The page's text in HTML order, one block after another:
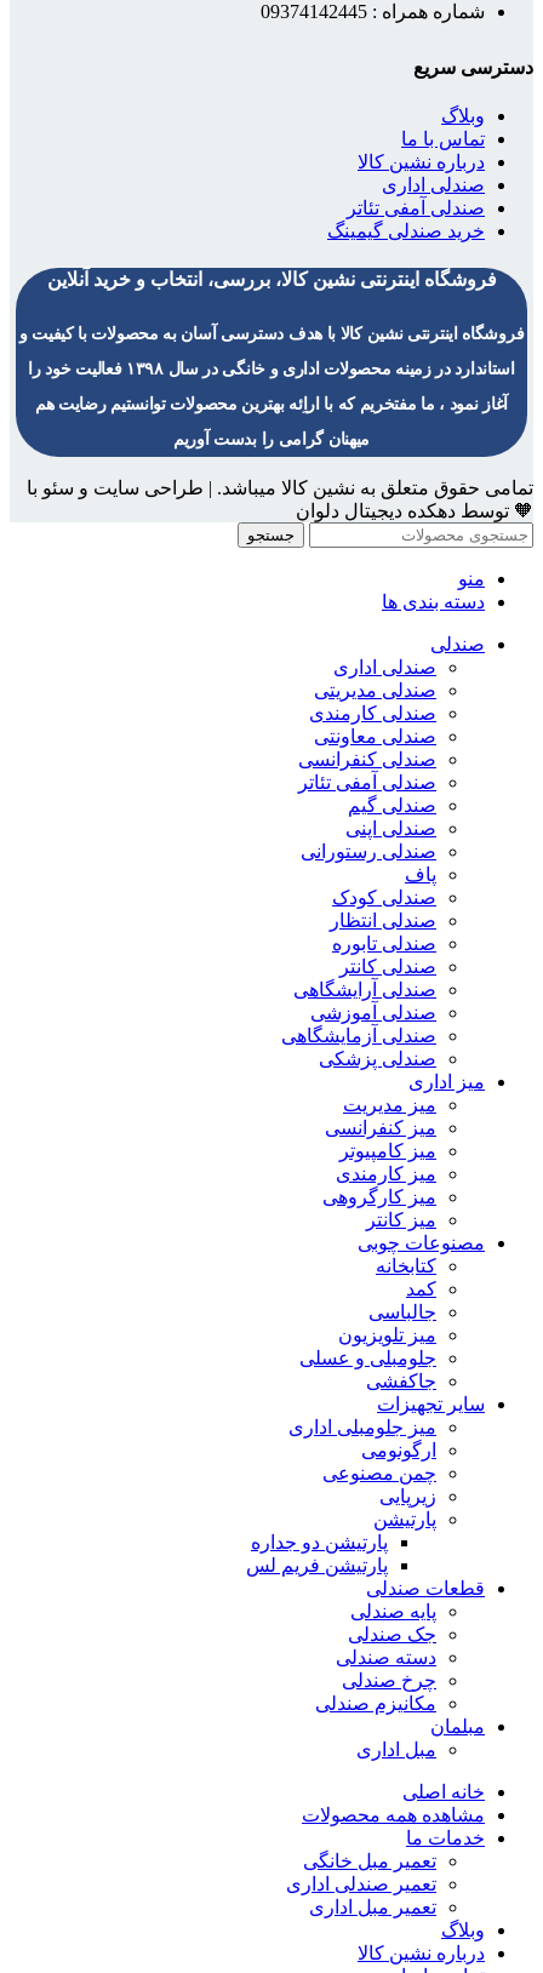
شماره همراه : 09374142445
دسترسی سریع
وبلاگ
تماس با ما
درباره نشین کالا
صندلی اداری
صندلی آمفی تئاتر
خرید صندلی گیمینگ
فروشگاه اینترنتی نشین کالا، بررسی، انتخاب و خرید آنلاین
فروشگاه اینترنتی نشین کالا با هدف دسترسی آسان به محصولات با کیفیت و
استاندارد در زمینه محصولات اداری و خانگی در سال ۱۳۹۸ فعالیت خود را
آغاز نمود ، ما مفتخریم که با اراِئه بهترین محصولات توانستیم رضایت هم
میهنان گرامی را بدست آوریم
تمامی حقوق متعلق به نشین کالا میباشد. | طراحی سایت و سئو با
🧡 توسط دهکده دیجیتال دلوان
جستجو
منو
دسته بندی ها
صندلی
صندلی اداری
صندلی مدیریتی
صندلی کارمندی
صندلی معاونتی
صندلی کنفرانسی
صندلی آمفی تئاتر
صندلی گیم
صندلی اپنی
صندلی رستورانی
پاف
صندلی کودک
صندلی انتظار
صندلی تابوره
صندلی کانتر
صندلی آرایشگاهی
صندلی آموزشی
صندلی آزمایشگاهی
صندلی پزشکی
میز اداری
میز مدیریت
میز کنفرانسی
میز کامپیوتر
میز کارمندی
میز کارگروهی
میز کانتر
مصنوعات چوبی
کتابخانه
کمد
جالباسی
میز تلویزیون
جلومبلی و عسلی
جاکفشی
سایر تجهیزات
میز جلومبلی اداری
ارگونومی
چمن مصنوعی
زیرپایی
پارتیشن
پارتیشن دو جداره
پارتیشن فریم لس
قطعات صندلی
پایه صندلی
جک صندلی
دسته صندلی
چرخ صندلی
مکانیزم صندلی
مبلمان
مبل اداری
خانه اصلی
مشاهده همه محصولات
خدمات ما
تعمیر مبل خانگی
تعمیر صندلی اداری
تعمیر مبل اداری
وبلاگ
درباره نشین کالا